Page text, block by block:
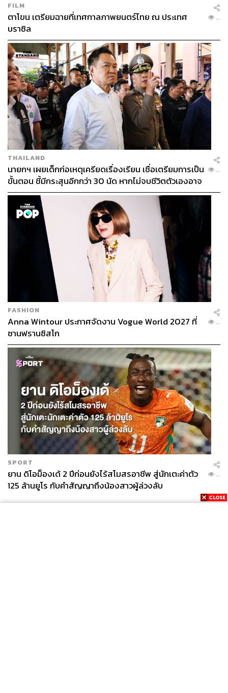
FILM
ตาโขน เตรียมฉายที่เทศกาลภาพยนตร์ไทย ณ ประเทศ
บราซิล
...
THAILAND
นายกฯ เผยเด็กก่อเหตุเครียดเรื่องเรียน เชื่อเตรียมการเป็น
ขั้นตอน ชี้มีกระสุนอีกกว่า 30 นัด หากไม่จบชีวิตตัวเองอาจ
สูญเสียเพิ่ม
...
FASHION
Anna Wintour ประกาศจัดงาน Vogue World 2027 ที่
ซานฟรานซิสโก
...
SPORT
ยาน ดิโอม็องเด้ 2 ปีก่อนยังไร้สโมสรอาชีพ สู่นักเตะค่าตัว
125 ล้านยูโร กับคำสัญญาถึงน้องสาวผู้ล่วงลับ
...